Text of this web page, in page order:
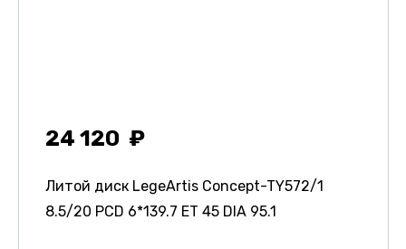
24 120
Литой диск LegeArtis Concept-TY572/1
8.5/20 PCD 6*139.7 ET 45 DIA 95.1